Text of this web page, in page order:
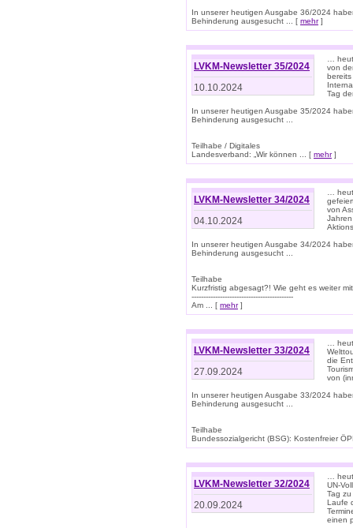
In unserer heutigen Ausgabe 36/2024
Behinderung ausgesucht ... [ mehr]
LVKM-Newsletter 35/2024
10.10.2024
…
von
bereits
Tag
In unserer heutigen Ausgabe 35/2024
Behinderung ausgesucht ...
Teilhabe / Digitales
Landesverband: „Wir können ... [ mehr]
LVKM-Newsletter 34/2024
04.10.2024
…
von
In unserer heutigen Ausgabe 34/2024
Behinderung ausgesucht ...
Teilhabe
Kurzfristig abgesagt?! Wie geht es weiter
-------------------------------------------
Am ... [ mehr]
LVKM-Newsletter 33/2024
27.09.2024
…
die
von
In unserer heutigen Ausgabe 33/2024
Behinderung ausgesucht ...
Teilhabe
Bundessozialgericht (BSG): Kostenfreier
LVKM-Newsletter 32/2024
20.09.2024
…
UN-
Tag
Laufe
einen